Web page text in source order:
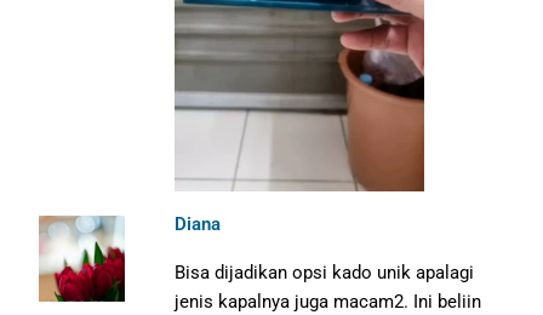
Diana
Bisa dijadikan opsi kado unik apalagi
jenis kapalnya juga macam2. Ini beliin